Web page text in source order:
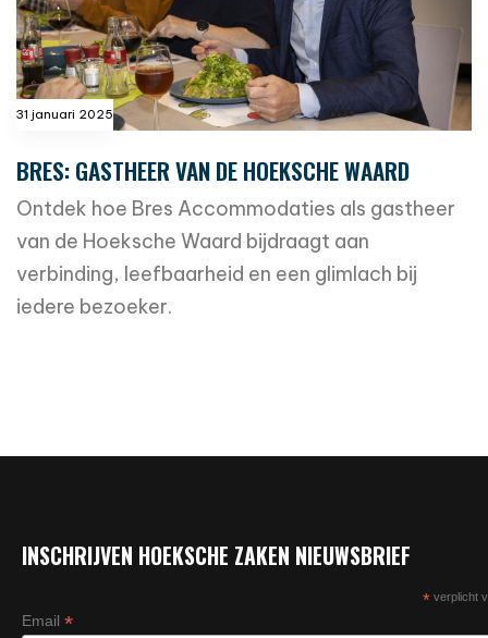
31 januari 2025
BRES: GASTHEER VAN DE HOEKSCHE WAARD
Ontdek hoe Bres Accommodaties als gastheer
van de Hoeksche Waard bijdraagt aan
verbinding, leefbaarheid en een glimlach bij
iedere bezoeker.
INSCHRIJVEN HOEKSCHE ZAKEN NIEUWSBRIEF
*verplicht
Email *